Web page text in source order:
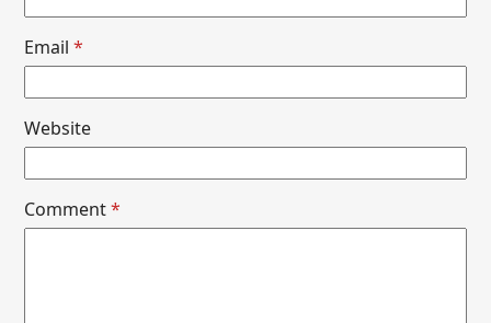
Email*
Website
Comment*